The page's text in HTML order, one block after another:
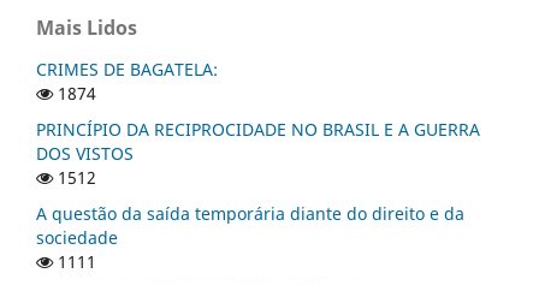
Mais Lidos
CRIMES DE BAGATELA:
1874
PRINCÍPIO DA RECIPROCIDADE NO BRASIL E A GUERRA
DOS VISTOS
1512
A questão da saída temporária diante do direito e da
sociedade
1111